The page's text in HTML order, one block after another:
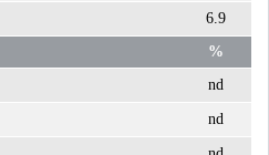
6.9
%
nd
nd